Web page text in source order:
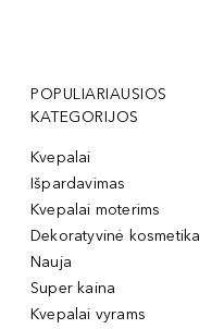
POPULIARIAUSIOS
KATEGORIJOS
Kvepalai
Išpardavimas
Kvepalai moterims
Dekoratyvinė kosmetika
Nauja
Super kaina
Kvepalai vyrams